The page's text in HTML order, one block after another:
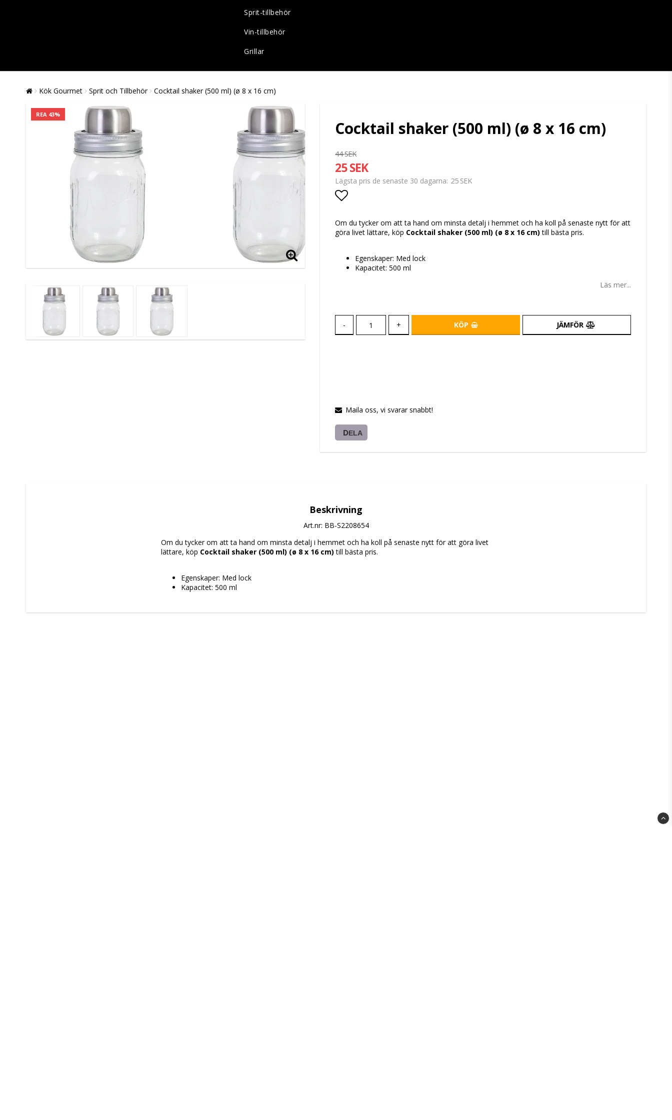
Sprit-tillbehör
Vin-tillbehör
Grillar
Kök Gourmet Sprit och Tillbehör Cocktail shaker (500 ml) (ø 8 x 16 cm)
REA 43%
Cocktail shaker (500 ml) (ø 8 x 16 cm)
44 SEK
25 SEK
Lägsta pris de senaste 30 dagarna 25 SEK
Lägg till i favoritlistan
Om du tycker om att ta hand om minsta detalj i hemmet och ha koll på senaste nytt för att
göra livet lättare, köp Cocktail shaker (500 ml) (ø 8 x 16 cm) till bästa pris.
Egenskaper: Med lock
Kapacitet: 500 ml
Läs mer...
- + KÖP JÄMFÖR
Maila oss, vi svarar snabbt!
DELA
Beskrivning
Art.nr: BB-S2208654
Om du tycker om att ta hand om minsta detalj i hemmet och ha koll på senaste nytt för att göra livet
lättare, köp Cocktail shaker (500 ml) (ø 8 x 16 cm) till bästa pris.
Egenskaper: Med lock
Kapacitet: 500 ml